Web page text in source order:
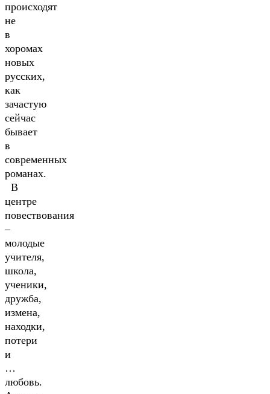
происходят
не
в
хоромах
новых
русских,
как
зачастую
сейчас
бывает
в
современных
романах.
В
центре
повествования
–
молодые
учителя,
школа,
ученики,
дружба,
измена,
находки,
потери
и
…
любовь.